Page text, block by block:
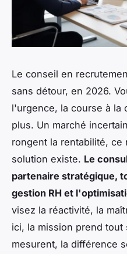
Le conseil en
sans détour, en 2026.
l'urgence, la course à la
plus. Un marché
rongent la rentabilité, ce
solution existe. Le
partenaire stratégique,
gestion RH et
visez la réactivité, la
ici, la mission prend
mesurent, la différence